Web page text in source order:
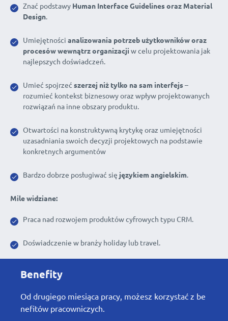
Znać podstawy Human Interface Guidelines oraz Material
Design.
Umiejętności analizowania potrzeb użytkowników oraz
procesów wewnątrz organizacji w celu projektowania jak
najlepszych doświadczeń.
Umieć spojrzeć szerzej niż tylko na sam interfejs–
rozumieć kontekst biznesowy oraz wpływ projektowanych
rozwiązań na inne obszary produktu.
Otwartości na konstruktywną krytykę oraz umiejętności
uzasadniania swoich decyzji projektowych na podstawie
konkretnych argumentów
Bardzo dobrze posługiwać się językiem angielskim.
Mile widziane:
Praca nad rozwojem produktów cyfrowych typu CRM.
Doświadczenie w branży holiday lub travel.
Benefity
Od drugiego miesiąca pracy, możesz korzystać z be
nefitów pracowniczych.